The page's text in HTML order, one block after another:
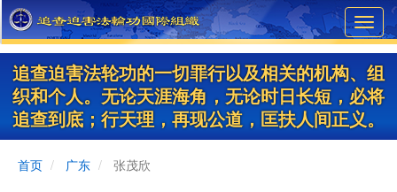
Skip
to
main
content
追查迫害法轮功的一切罪行以及相关的机构、组
织和个人。无论天涯海角，无论时日长短，必将
追查到底；行天理，再现公道，匡扶人间正义。
首页 广东 张茂欣